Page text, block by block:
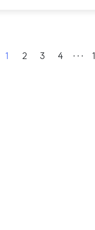
1
2 3 4 ···